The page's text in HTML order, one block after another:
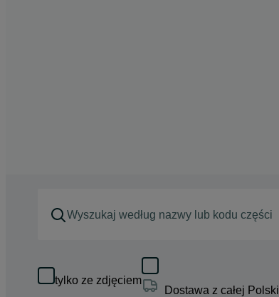
tylko ze zdjęciem
Dostawa z całej Polski